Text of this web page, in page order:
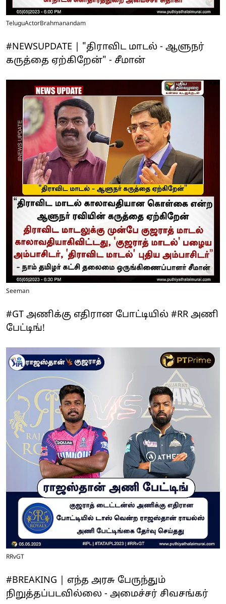
TeluguActorBrahmanandam
#NEWSUPDATE | "திராவிட மாடல் - ஆளுநர்
கருத்தை ஏற்கிறேன்" - சீமான்
Seeman
#GT அணிக்கு எதிரான போட்டியில் #RR அணி
பேட்டிங்!
RRvGT
#BREAKING | எந்த அரசு பேருந்தும்
நிறுத்தப்படவில்லை - அமைச்சர் சிவசங்கர்